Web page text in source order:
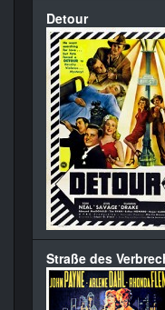
Detour
Straße des